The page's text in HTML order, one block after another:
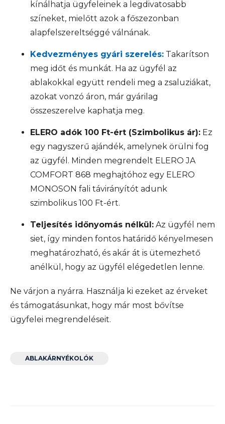
kínálhatja ügyfeleinek a legdivatosabb
színeket, mielőtt azok a főszezonban
alapfelszereltséggé válnának.
Kedvezményes gyári szerelés: Takarítson
meg időt és munkát. Ha az ügyfél az
ablakokkal együtt rendeli meg a zsaluziákat,
azokat vonzó áron, már gyárilag
összeszerelve kaphatja meg.
ELERO adók 100 Ft-ért (Szimbolikus ár): Ez
egy nagyszerű ajándék, amelynek örülni fog
az ügyfél. Minden megrendelt ELERO JA
COMFORT 868 meghajtóhoz egy ELERO
MONOSON fali távirányítót adunk
szimbolikus 100 Ft-ért.
Teljesítés időnyomás nélkül: Az ügyfél nem
siet, így minden fontos határidő kényelmesen
meghatározható, és akár át is ütemezhető
anélkül, hogy az ügyfél elégedetlen lenne.
Ne várjon a nyárra. Használja ki ezeket az érveket
és támogatásunkat, hogy már most bővítse
ügyfelei megrendeléseit.
ABLAKÁRNYÉKOLÓK